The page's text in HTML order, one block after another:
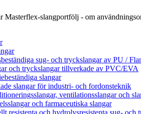
Masterflex-slangportfölj - om
sug- och tryckslangar av PU /
och tryckslangar tillverkade av PVC/EVA
slangar
slangar för industri- och fordonsteknik
ventilationsslangar och
och farmaceutiska slangar
resistenta och hydrolysresistenta sug- och